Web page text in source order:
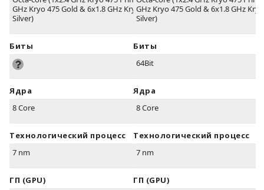
GHz Kryo 475 Gold & 6x1.8 GHz Kryo 475
Silver)
Биты
Ядра
8 Core
Технологический процесс
7 nm
ГП (GPU)
GHz Kryo 475 Gold & 6x1.8 GHz
Silver)
Биты
64Bit
Ядра
8 Core
Технологический процесс
7 nm
ГП (GPU)